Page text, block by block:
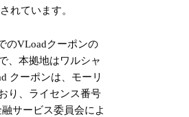
れています。
のVLoadクーポンの
、本拠地はワルシャ
クーポンは、モーリ
り、ライセンス番号
サービス委員会によ